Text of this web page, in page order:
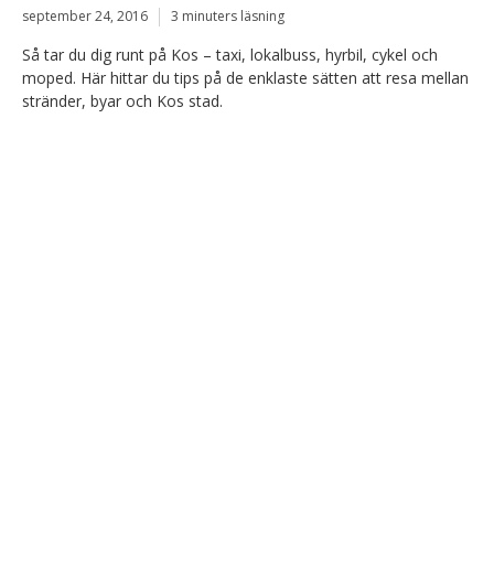
september 24, 2016 3 minuters läsning
Så tar du dig runt på Kos – taxi, lokalbuss, hyrbil, cykel och
moped. Här hittar du tips på de enklaste sätten att resa mellan
stränder, byar och Kos stad.